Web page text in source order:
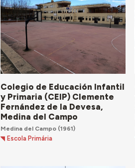
Colegio de Educación Infantil
y Primaria (CEIP) Clemente
Fernández de la Devesa,
Medina del Campo
Medina del Campo (1961)
Escola Primária